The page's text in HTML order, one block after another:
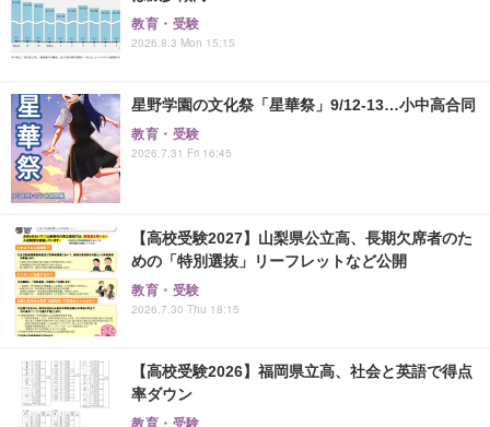
教育・受験
2026.8.3 Mon 15:15
星野学園の文化祭「星華祭」9/12-13…小中高合同
教育・受験
2026.7.31 Fri 16:45
【高校受験2027】山梨県公立高、長期欠席者のた
めの「特別選抜」リーフレットなど公開
教育・受験
2026.7.30 Thu 18:15
【高校受験2026】福岡県立高、社会と英語で得点
率ダウン
教育・受験